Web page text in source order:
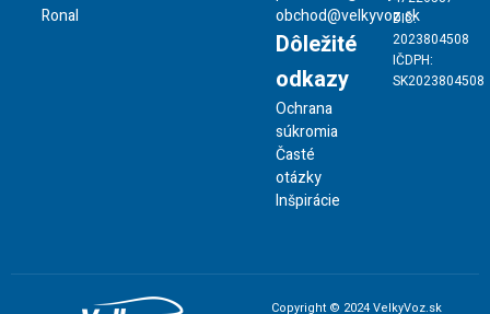
Ronal
obchod@velkyvoz.sk
Dôležité
odkazy
Ochrana
súkromia
Časté
otázky
Inšpirácie
DIČ:
2023804508
IČDPH:
SK2023804508
Copyright © 2024 VelkyVoz.sk